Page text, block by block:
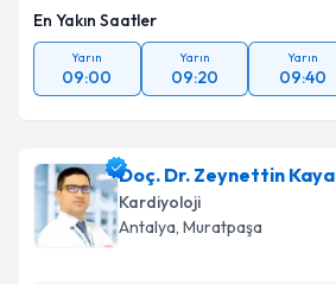
En Yakın Saatler
Yarın
09:00
Yarın
09:20
Yarın
09:40
Doç. Dr. Zeynettin Kaya
Kardiyoloji
Antalya, Muratpaşa